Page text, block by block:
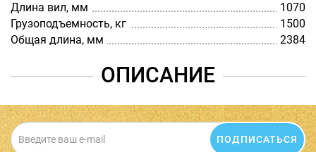
Длина вил, мм
1070
Грузоподъемность, кг
1500
Общая длина, мм
2384
ОПИСАНИЕ
ПОДПИСАТЬСЯ